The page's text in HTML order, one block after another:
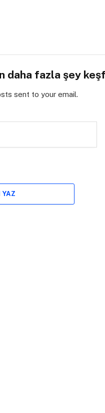
daha fazla şey
sent to your email.
YAZ